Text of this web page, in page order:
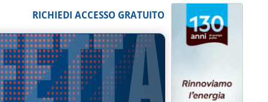
RICHIEDI ACCESSO GRATUITO